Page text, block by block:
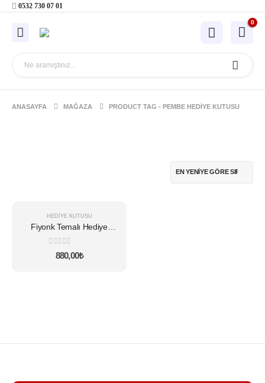
0532 730 07 01
0
ANASAYFA MAĞAZA PRODUCT TAG - PEMBE HEDIYE KUTUSU
HEDIYE KUTUSU
Fiyonk Temalı Hediye
Kutusu
5 üzerinden
880,00₺